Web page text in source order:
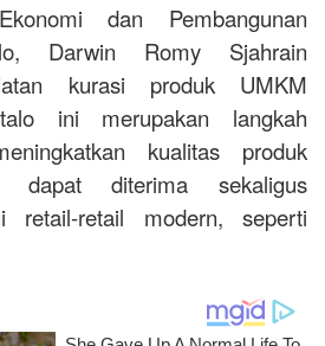
dan Pembangunan
Darwin Romy Sjahrain
kurasi produk UMKM
ini merupakan langkah
kualitas produk
dapat diterima sekaligus
retail-retail modern, seperti